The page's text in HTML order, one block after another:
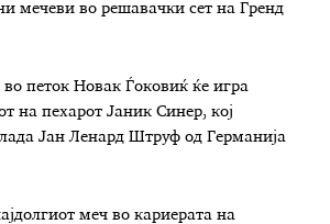
мечеви во решавачки сет на Гренд
петок Новак Ѓоковиќ ќе игра
на пехарот Јаник Синер, кој
Јан Ленард Штруф од Германија
меч во кариерата на